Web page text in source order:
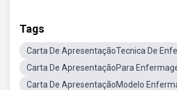
Tags
Carta De ApresentaçãoTecnica De
Carta De ApresentaçãoPara
Carta De ApresentaçãoModelo